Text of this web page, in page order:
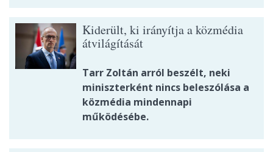
Kiderült, ki irányítja a közmédia
átvilágítását
Tarr Zoltán arról beszélt, neki
miniszterként nincs beleszólása a
közmédia mindennapi
működésébe.